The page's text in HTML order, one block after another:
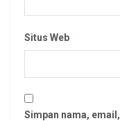
Situs Web
Simpan nama,